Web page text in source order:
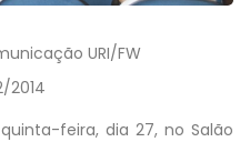
URI/FW
2014
feira, dia 27, no Salão